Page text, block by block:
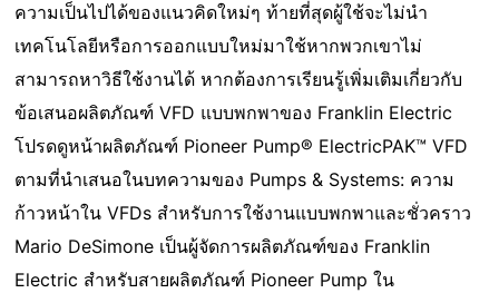
ความเป็นไปได้ของแนวคิดใหม่ๆ ท้ายที่สุดผู้ใช้จะไม่นํา
เทคโนโลยีหรือการออกแบบใหม่มาใช้หากพวกเขาไม่
สามารถหาวิธีใช้งานได้ หากต้องการเรียนรู้เพิ่มเติมเกี่ยวกับ
ข้อเสนอผลิตภัณฑ์ VFD แบบพกพาของ Franklin Electric
โปรดดูหน้าผลิตภัณฑ์ Pioneer Pump® ElectricPAK™ VFD
ตามที่นําเสนอในบทความของ Pumps & Systems: ความ
ก้าวหน้าใน VFDs สําหรับการใช้งานแบบพกพาและชั่วคราว
Mario DeSimone เป็นผู้จัดการผลิตภัณฑ์ของ Franklin
Electric สําหรับสายผลิตภัณฑ์ Pioneer Pump ใน